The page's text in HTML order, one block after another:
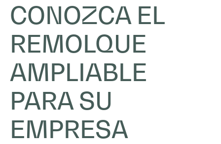
CONOZCA EL
REMOLQUE
AMPLIABLE
PARA SU
EMPRESA